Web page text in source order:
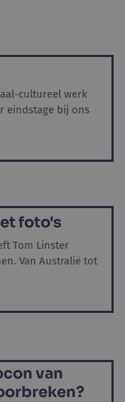
cultureel werk
eindstage bij ons
foto's
Tom Linster
Van Australië tot
van